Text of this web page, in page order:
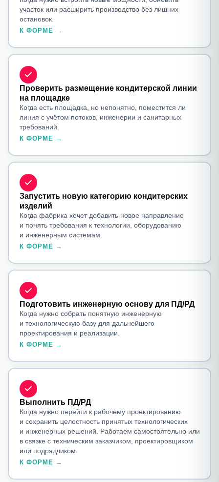
участок или расширить производство без лишних
остановок.
К ФОРМЕ →
Проверить размещение кондитерской линии
на площадке
Когда есть площадка, но непонятно, поместится ли
линия с учётом потоков, инженерии и санитарных
требований.
К ФОРМЕ →
Запустить новую категорию кондитерских
изделий
Когда фабрика хочет добавить новое направление
и понять требования к технологии, оборудованию
и инженерным системам.
К ФОРМЕ →
Подготовить инженерную основу для ПД/РД
Когда нужно собрать понятную инженерную
и технологическую базу для дальнейшего
проектирования и реализации.
К ФОРМЕ →
Выполнить ПД/РД
Когда нужно перейти к рабочему проектированию
и сохранить целостность принятых технологических
и инженерных решений. Работаем самостоятельно или
в связке с техническим заказчиком, проектировщиком
или подрядчиком.
К ФОРМЕ →